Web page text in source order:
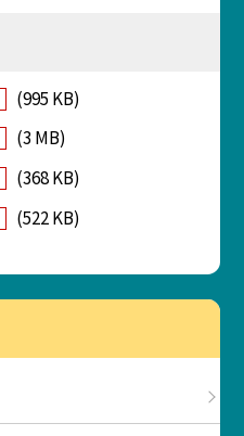
(995 KB)
(3 MB)
(368 KB)
(522 KB)